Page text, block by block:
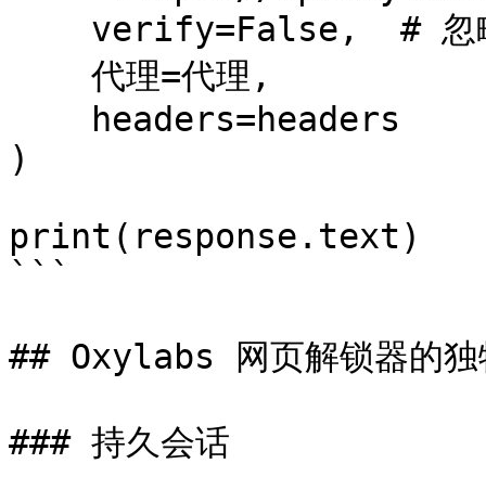
)
print(response.text)
```
## Oxylabs 网页解锁器的独
### 持久会话